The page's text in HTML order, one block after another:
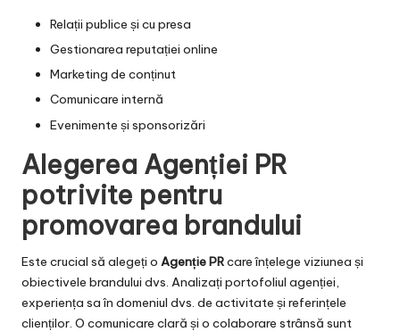
Relații publice și cu presa
Gestionarea reputației online
Marketing de conținut
Comunicare internă
Evenimente și sponsorizări
Alegerea Agenției PR
potrivite pentru
promovarea brandului
Este crucial să alegeți o Agenție PRcare înțelege viziunea și
obiectivele brandului dvs. Analizați portofoliul agenției,
experiența sa în domeniul dvs. de activitate și referințele
clienților. O comunicare clară și o colaborare strânsă sunt